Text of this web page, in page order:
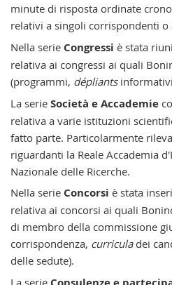
minute di risposta ordinate
relativi a singoli corrispondenti
Nella serie Congressi è stata
relativa ai congressi ai quali
(programmi, dépliantsinformativi
La serie Società e Accademie
relativa a varie istituzioni
fatto parte. Particolarmente
riguardanti la Reale Accademia
Nazionale delle Ricerche.
Nella serie Concorsi è stata
relativa ai concorsi ai quali
di membro della commissione
corrispondenza, curriculadei
delle sedute).
La serie